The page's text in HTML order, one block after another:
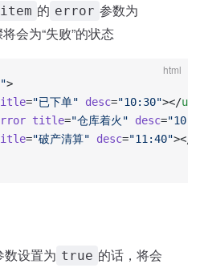
的 error 参数为
会为“失败”的状态
html
>
="已下单" desc="10:30"></
title="仓库着火" desc=
="破产清算" desc="11:40"></
数设置为 true 的话，将会